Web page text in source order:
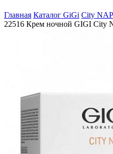
Главная Каталог GiGi City NAP
22516 Крем ночной GIGI City